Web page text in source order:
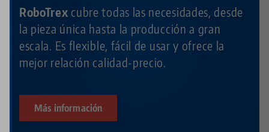
RoboTrex cubre todas las necesidades, desde
la pieza única hasta la producción a gran
escala. Es flexible, fácil de usar y ofrece la
mejor relación calidad-precio.
Más información